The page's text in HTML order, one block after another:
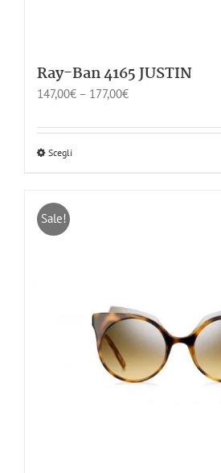
Ray-Ban 4165 JUSTIN
147,00€ – 177,00€
Scegli
Sale!